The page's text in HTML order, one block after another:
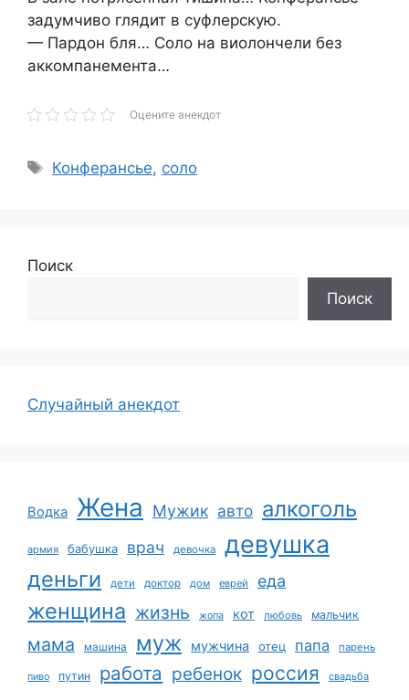
задумчиво глядит в суфлерскую.
— Пардон бля… Соло на виолончели без
аккомпанемента…
Оцените анекдот
Метки
Конферансье, соло
Поиск
Поиск
Случайный анекдот
Водка Жена Мужик авто алкоголь
армия бабушка врач девочка девушка
деньги дети доктор дом еврей еда
женщина жизнь жопа кот любовь мальчик
мама машина муж мужчина отец папа парень
пиво путин работа ребенок россия свадьба